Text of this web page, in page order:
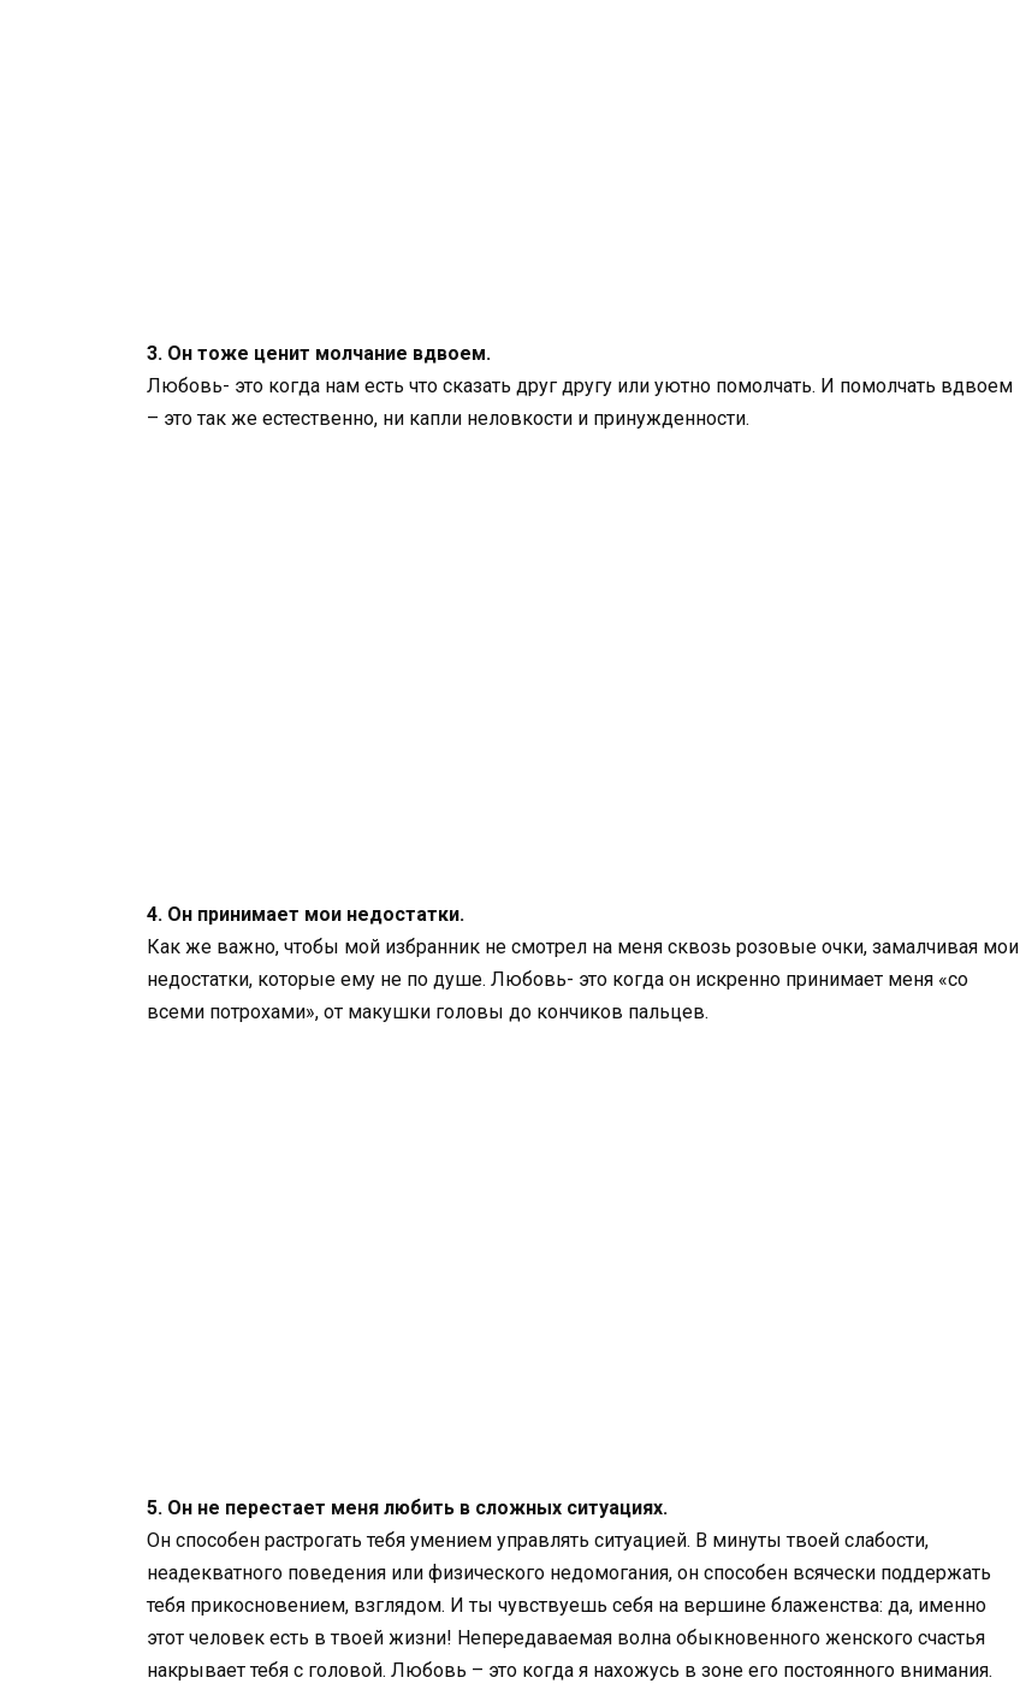
3. Он тоже ценит молчание вдвоем.
Любовь- это когда нам есть что сказать друг другу или уютно помолчать. И помолчать вдвоем
– это так же естественно, ни капли неловкости и принужденности.
4. Он принимает мои недостатки.
Как же важно, чтобы мой избранник не смотрел на меня сквозь розовые очки, замалчивая мои
недостатки, которые ему не по душе. Любовь- это когда он искренно принимает меня «со
всеми потрохами», от макушки головы до кончиков пальцев.
5. Он не перестает меня любить в сложных ситуациях.
Он способен растрогать тебя умением управлять ситуацией. В минуты твоей слабости,
неадекватного поведения или физического недомогания, он способен всячески поддержать
тебя прикосновением, взглядом. И ты чувствуешь себя на вершине блаженства: да, именно
этот человек есть в твоей жизни! Непередаваемая волна обыкновенного женского счастья
накрывает тебя с головой. Любовь – это когда я нахожусь в зоне его постоянного внимания.